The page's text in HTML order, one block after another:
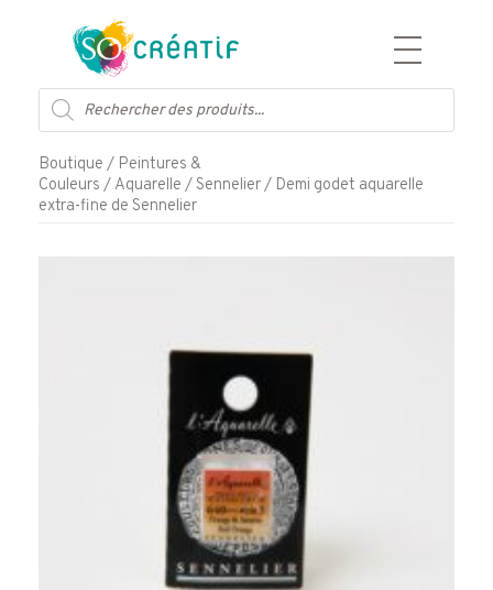
contenu
Boutique / Peintures &
Couleurs / Aquarelle / Sennelier/ Demi godet aquarelle
extra-fine de Sennelier
Recherche
de
produits